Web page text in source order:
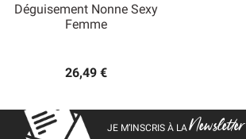
Déguisement Nonne Sexy
Femme
26,49 €
JE M’INSCRIS À LANewsletter